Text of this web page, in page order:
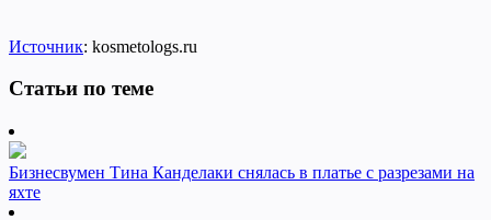
Источник: kosmetologs.ru
Статьи по теме
Бизнесвумен Тина Канделаки снялась в платье с разрезами на
яхте